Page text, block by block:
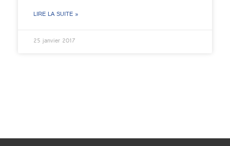
LIRE LA SUITE »
25 janvier 2017